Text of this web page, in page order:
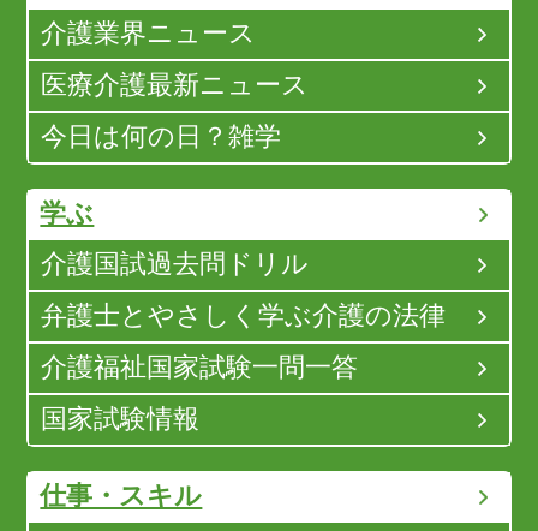
介護業界ニュース
医療介護最新ニュース
今日は何の日？雑学
学ぶ
介護国試過去問ドリル
弁護士とやさしく学ぶ介護の法律
介護福祉国家試験一問一答
国家試験情報
仕事・スキル